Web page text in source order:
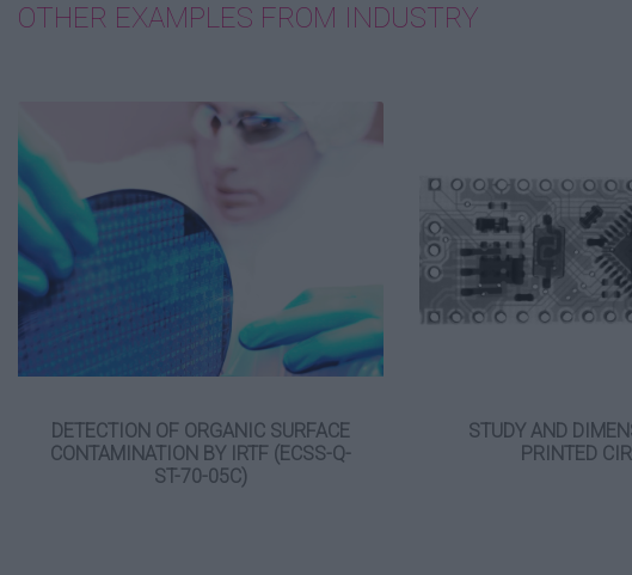
OTHER EXAMPLES FROM INDUSTRY
DETECTION OF ORGANIC SURFACE
CONTAMINATION BY IRTF (ECSS-Q-
ST-70-05C)
STUDY AND
PRINTED